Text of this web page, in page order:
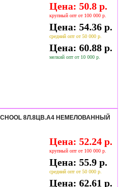
Цена: 50.8 р.
крупный опт от 100 000 р.
Цена: 54.36 р.
средний опт от 50 000 р.
Цена: 60.88 р.
мелкий опт от 10 000 р.
8Л.8ЦВ.А4 НЕМЕЛОВАННЫЙ
Цена: 52.24 р.
крупный опт от 100 000 р.
Цена: 55.9 р.
средний опт от 50 000 р.
Цена: 62.61 р.